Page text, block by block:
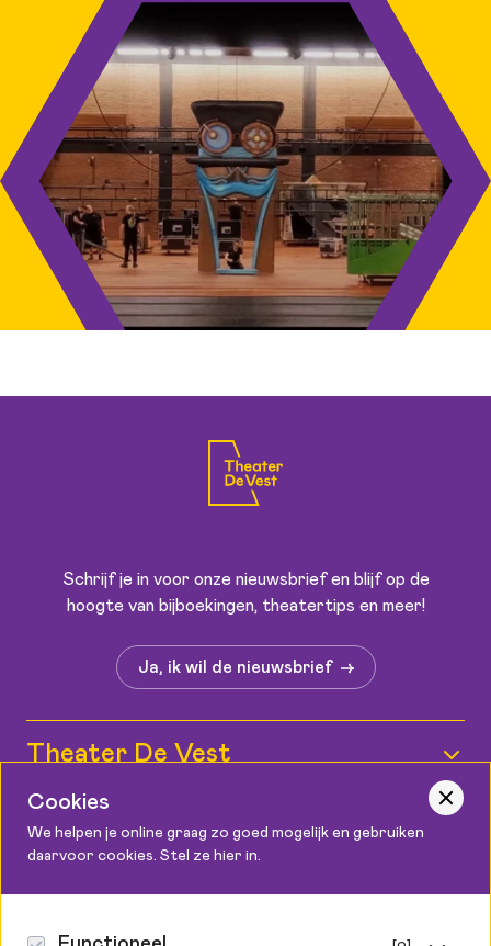
Schrijf je in voor onze nieuwsbrief en blijf op de
hoogte van bijboekingen, theatertips en meer!
Ja, ik wil de nieuwsbrief
Theater De Vest
Wie zijn wij?
Medewerkers
Podium Cadeaukaart
Informatie
Contact
Theater De Vest
Cookies
We helpen je online graag zo goed mogelijk en gebruiken
daarvoor cookies. Stel ze hier in.